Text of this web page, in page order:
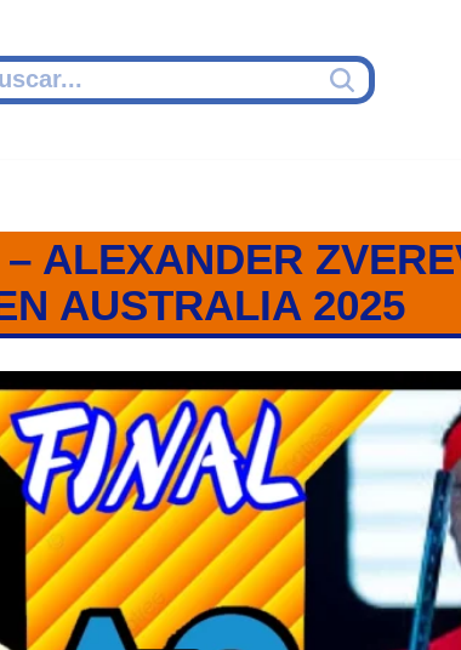
ALEXANDER
AUSTRALIA 2025